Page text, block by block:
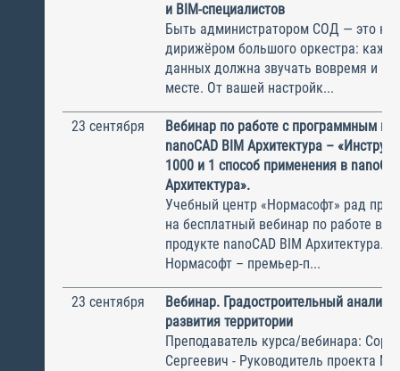
и BIM-специалистов
Быть администратором СОД — это
дирижёром большого оркестра:
данных должна звучать вовремя и в
месте. От вашей настройк...
23 сентября
Вебинар по работе с программным
nanoCAD BIM Архитектура –
1000 и 1 способ применения в
Архитектура».
Учебный центр «Нормасофт» рад
на бесплатный вебинар по работе в
продукте nanoCAD BIM Архитектура.
Нормасофт – премьер-п...
23 сентября
Вебинар. Градостроительный анализ
развития территории
Преподаватель курса/вебинара:
Сергеевич - Руководитель проекта